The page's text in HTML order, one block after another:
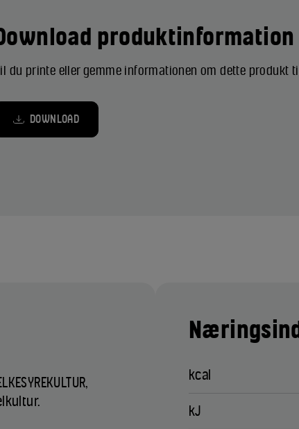
produktinformation
du printe eller gemme informationen om dette produkt til
DOWNLOAD
kcal
kJ